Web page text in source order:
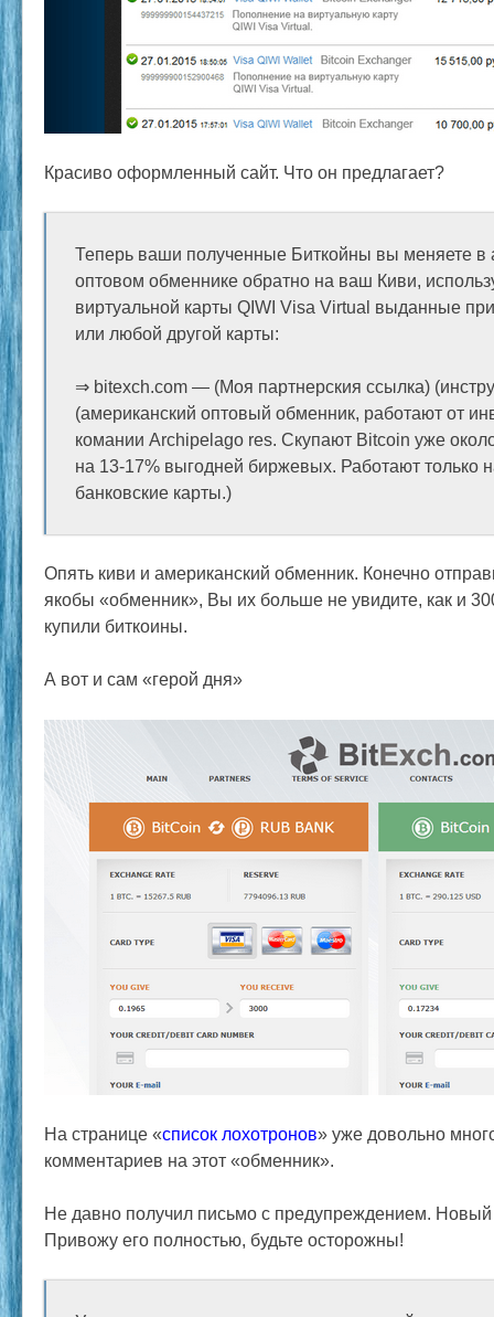
Красиво оформленный сайт. Что он предлагает?
Теперь ваши полученные Биткойны вы меняете в
оптовом обменнике обратно на ваш Киви,
виртуальной карты QIWI Visa Virtual выданные
или любой другой карты:
⇒ bitexch.com — (Моя партнерския ссылка)
(американский оптовый обменник, работают от
комании Archipelago res. Скупают Bitcoin уже
на 13-17% выгодней биржевых. Работают только
банковские карты.)
Опять киви и американский обменник. Конечно
якобы «обменник», Вы их больше не увидите, как и
купили биткоины.
А вот и сам «герой дня»
На странице «список лохотронов» уже довольно
комментариев на этот «обменник».
Не давно получил письмо с предупреждением.
Привожу его полностью, будьте осторожны!